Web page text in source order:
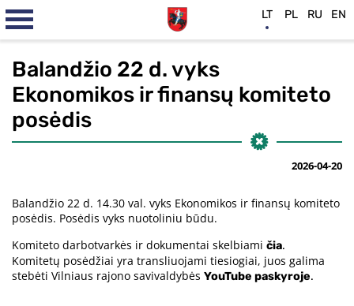
Balandžio 22 d. vyks
Ekonomikos ir finansų komiteto
posėdis
2026-04-20
Balandžio 22 d. 14.30 val. vyks Ekonomikos ir finansų komiteto
posėdis. Posėdis vyks nuotoliniu būdu.
Komiteto darbotvarkės ir dokumentai skelbiami čia.
Komitetų posėdžiai yra transliuojami tiesiogiai, juos galima
stebėti Vilniaus rajono savivaldybės YouTube paskyroje.
LT PL RU EN